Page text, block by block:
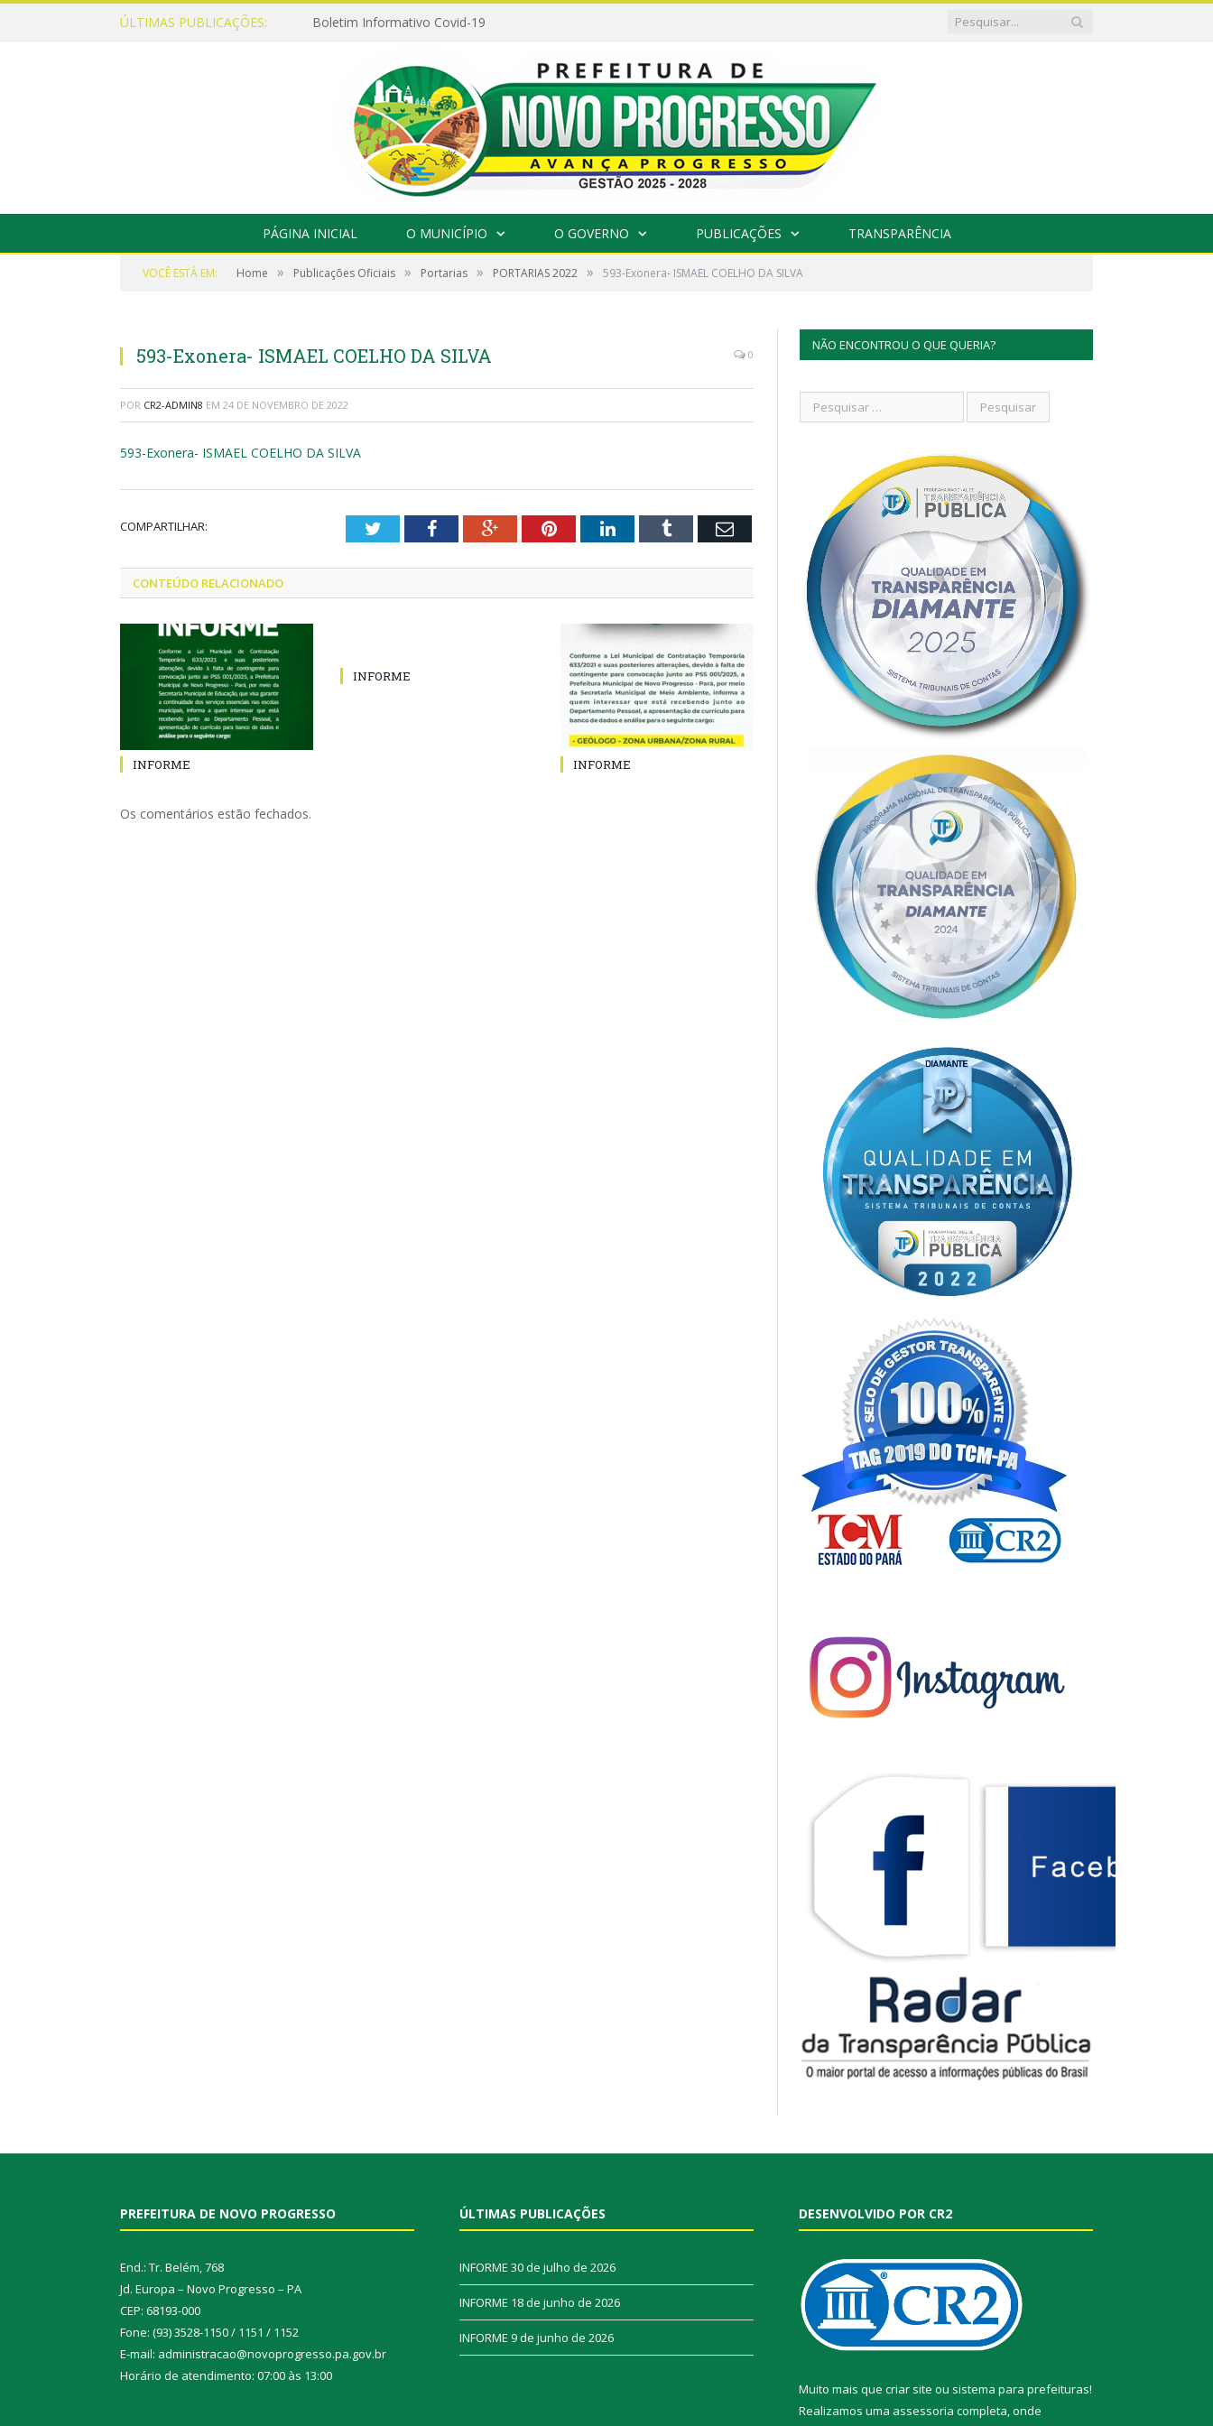
ÚLTIMAS PUBLICAÇÕES: Boletim Informativo Covid-19
PÁGINA INICIAL O MUNICÍPIO O GOVERNO PUBLICAÇÕES TRANSPARÊNCIA
VOCÊ ESTÁ EM: Home » Publicações Oficiais » Portarias » PORTARIAS 2022 » 593-Exonera- ISMAEL COELHO DA SILVA
593-Exonera- ISMAEL COELHO DA SILVA 0
POR CR2-ADMIN8 EM 24 DE NOVEMBRO DE 2022
593-Exonera- ISMAEL COELHO DA SILVA
COMPARTILHAR: TwitterFacebookGoogle+PinterestLinkedInTumblr Email
CONTEÚDO RELACIONADO
INFORME
INFORME
INFORME
Os comentários estão fechados.
NÃO ENCONTROU O QUE QUERIA?
PREFEITURA DE NOVO PROGRESSO
End.: Tr. Belém, 768
Jd. Europa – Novo Progresso – PA
CEP: 68193-000
Fone: (93) 3528-1150 / 1151 / 1152
E-mail: administracao@novoprogresso.pa.gov.br
Horário de atendimento: 07:00 às 13:00
ÚLTIMAS PUBLICAÇÕES
INFORME 30 de julho de 2026
INFORME 18 de junho de 2026
INFORME 9 de junho de 2026
DESENVOLVIDO POR CR2
Muito mais que criar site ou sistema para prefeituras!
Realizamos uma assessoria completa, onde